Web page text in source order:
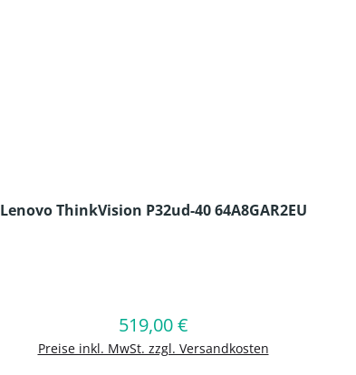
Lenovo ThinkVision P32ud-40 64A8GAR2EU
Regulärer Preis:
519,00 €
Preise inkl. MwSt. zzgl. Versandkosten
In den Warenkorb